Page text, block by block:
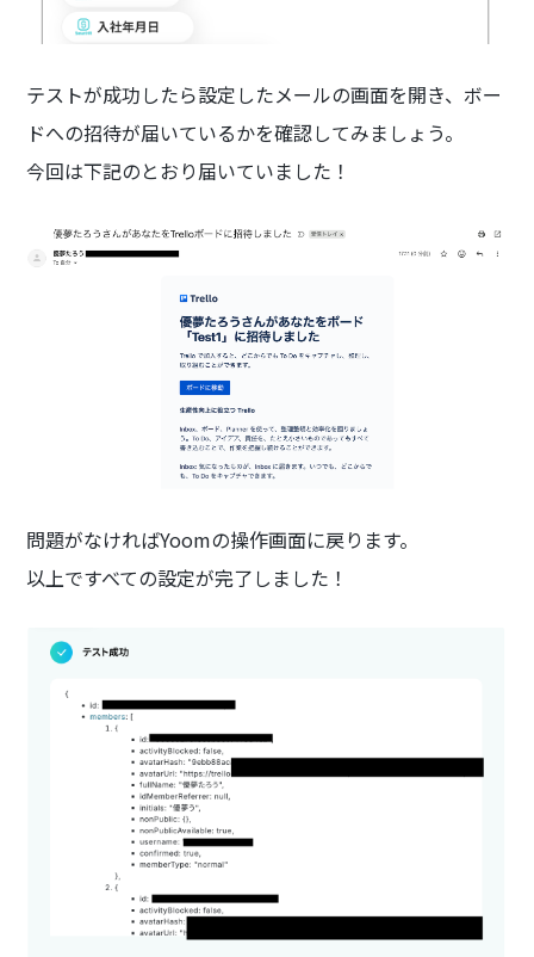
テストが成功したら設定したメールの画面を開き、ボー
ドへの招待が届いているかを確認してみましょう。
今回は下記のとおり届いていました！
問題がなければYoomの操作画面に戻ります。
以上ですべての設定が完了しました！